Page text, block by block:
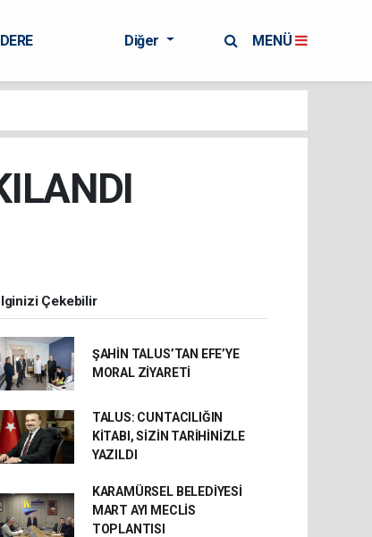
Diğer MENÜ
Çekebilir
ŞAHİN TALUS’TAN EFE’YE
MORAL ZİYARETİ
TALUS: CUNTACILIĞIN
KİTABI, SİZİN TARİHİNİZLE
YAZILDI
KARAMÜRSEL BELEDİYESİ
MART AYI MECLİS
TOPLANTISI